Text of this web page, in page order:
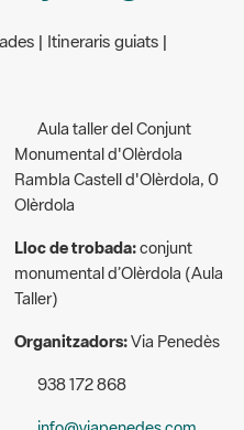
Aula taller del Conjunt
Olèrdola
Lloc de trobada:conjunt
monumental d’Olèrdola (Aula
Organitzadors:Via Penedès
938 172 868
info@viapenedes.com